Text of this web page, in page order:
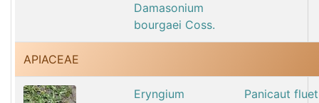
Damasonium
bourgaei Coss.
APIACEAE
Eryngium
Panicaut fluet